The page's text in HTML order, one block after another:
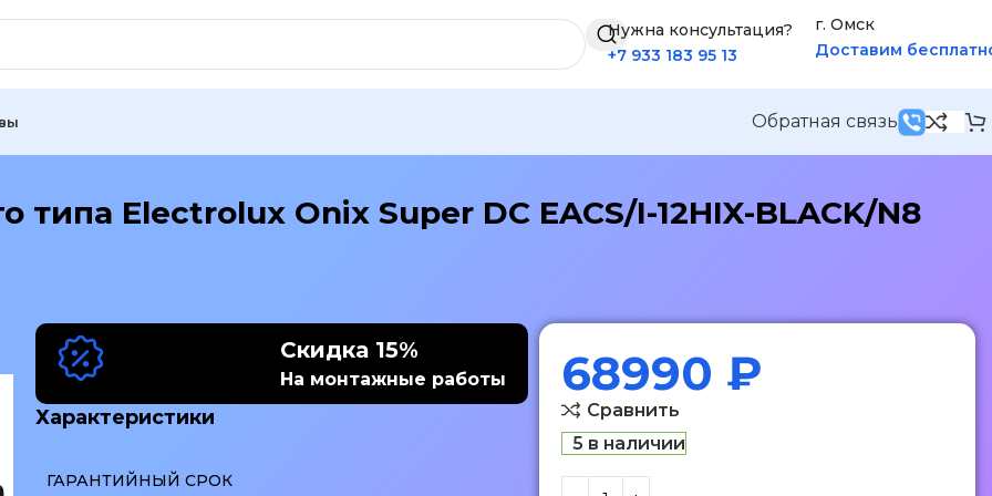
Нужна консультация?
+7 933 183 95 13
г. Омск
Доставим
Обратная связь
типа Electrolux Onix Super DC EACS/I-12HIX-BLACK/N8
Скидка 15%
На монтажные работы
Характеристики
ГАРАНТИЙНЫЙ СРОК
68990 ₽
Сравнить
5 в наличии